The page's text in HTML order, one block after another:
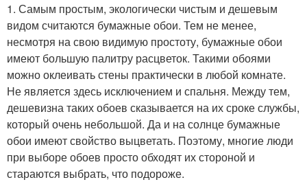
1. Самым простым, экологически чистым и дешевым
видом считаются бумажные обои. Тем не менее,
несмотря на свою видимую простоту, бумажные обои
имеют большую палитру расцветок. Такими обоями
можно оклеивать стены практически в любой комнате.
Не является здесь исключением и спальня. Между тем,
дешевизна таких обоев сказывается на их сроке службы,
который очень небольшой. Да и на солнце бумажные
обои имеют свойство выцветать. Поэтому, многие люди
при выборе обоев просто обходят их стороной и
стараются выбрать, что подороже.